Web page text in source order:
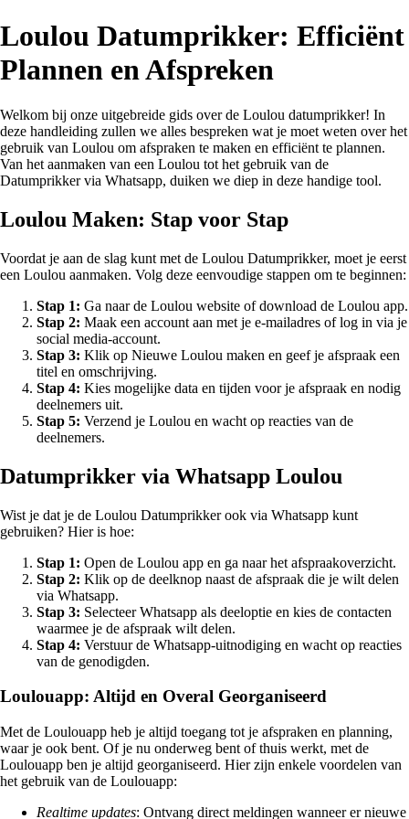
Loulou Datumprikker: Efficiënt
Plannen en Afspreken
Welkom bij onze uitgebreide gids over de Loulou datumprikker! In
deze handleiding zullen we alles bespreken wat je moet weten over het
gebruik van Loulou om afspraken te maken en efficiënt te plannen.
Van het aanmaken van een Loulou tot het gebruik van de
Datumprikker via Whatsapp, duiken we diep in deze handige tool.
Loulou Maken: Stap voor Stap
Voordat je aan de slag kunt met de Loulou Datumprikker, moet je eerst
een Loulou aanmaken. Volg deze eenvoudige stappen om te beginnen:
Stap 1: Ga naar de Loulou website of download de Loulou app.
Stap 2: Maak een account aan met je e-mailadres of log in via je
social media-account.
Stap 3: Klik op Nieuwe Loulou maken en geef je afspraak een
titel en omschrijving.
Stap 4: Kies mogelijke data en tijden voor je afspraak en nodig
deelnemers uit.
Stap 5: Verzend je Loulou en wacht op reacties van de
deelnemers.
Datumprikker via Whatsapp Loulou
Wist je dat je de Loulou Datumprikker ook via Whatsapp kunt
gebruiken? Hier is hoe:
Stap 1: Open de Loulou app en ga naar het afspraakoverzicht.
Stap 2: Klik op de deelknop naast de afspraak die je wilt delen
via Whatsapp.
Stap 3: Selecteer Whatsapp als deeloptie en kies de contacten
waarmee je de afspraak wilt delen.
Stap 4: Verstuur de Whatsapp-uitnodiging en wacht op reacties
van de genodigden.
Loulouapp: Altijd en Overal Georganiseerd
Met de Loulouapp heb je altijd toegang tot je afspraken en planning,
waar je ook bent. Of je nu onderweg bent of thuis werkt, met de
Loulouapp ben je altijd georganiseerd. Hier zijn enkele voordelen van
het gebruik van de Loulouapp:
Realtime updates: Ontvang direct meldingen wanneer er nieuwe